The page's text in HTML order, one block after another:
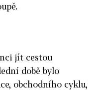
jít cestou
době bylo
obchodního cyklu,